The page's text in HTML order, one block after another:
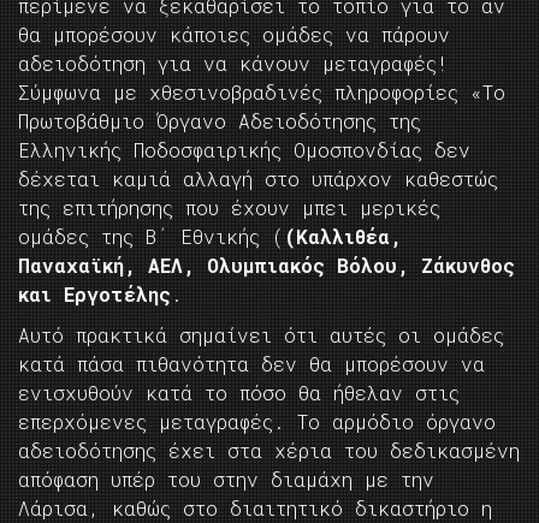
περίμενε να ξεκαθαρίσει το τοπίο για το αν
θα μπορέσουν κάποιες ομάδες να πάρουν
αδειοδότηση για να κάνουν μεταγραφές!
Σύμφωνα με χθεσινοβραδινές πληροφορίες «Το
Πρωτοβάθμιο Όργανο Αδειοδότησης της
Ελληνικής Ποδοσφαιρικής Ομοσπονδίας δεν
δέχεται καμιά αλλαγή στο υπάρχον καθεστώς
της επιτήρησης που έχουν μπει μερικές
ομάδες της Β΄ Εθνικής ( (Καλλιθέα,
Παναχαϊκή, ΑΕΛ, Ολυμπιακός Βόλου, Ζάκυνθος
και Εργοτέλης .
Αυτό πρακτικά σημαίνει ότι αυτές οι ομάδες
κατά πάσα πιθανότητα δεν θα μπορέσουν να
ενισχυθούν κατά το πόσο θα ήθελαν στις
επερχόμενες μεταγραφές. Το αρμόδιο όργανο
αδειοδότησης έχει στα χέρια του δεδικασμένη
απόφαση υπέρ του στην διαμάχη με την
Λάρισα, καθώς στο διαιτητικό δικαστήριο η